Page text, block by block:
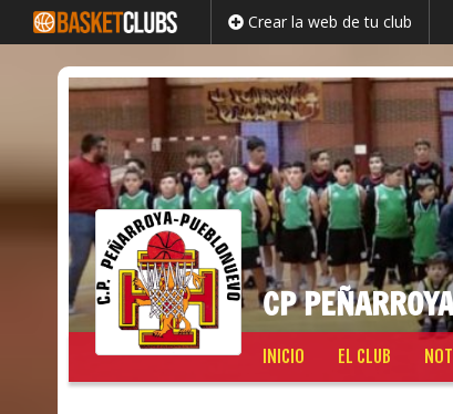
Crear la web de tu club
CP PEÑARROYA
INICIO EL CLUB